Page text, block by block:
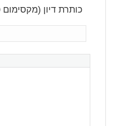
כותרת דיון (מקסימום 80 תוים):